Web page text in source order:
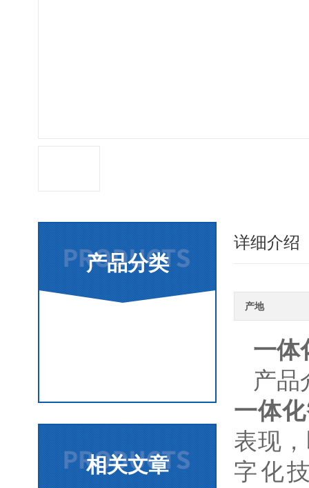
产品分类
相关文章
详细介绍
产地
一体
产品
一体
表现
字化